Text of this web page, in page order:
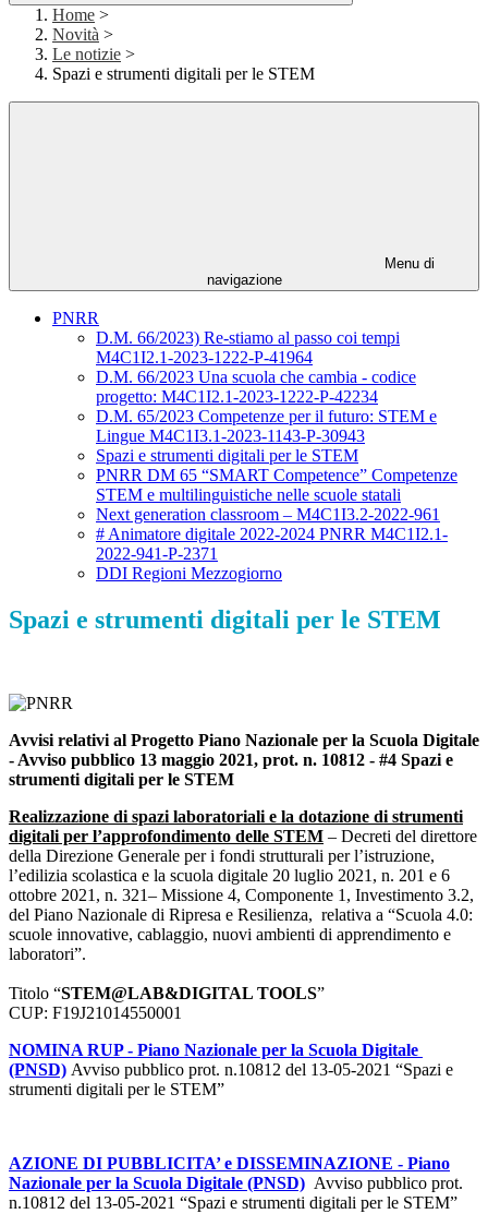
Home >
Novità >
Le notizie >
Spazi e strumenti digitali per le STEM
Menu di
navigazione
PNRR
D.M. 66/2023) Re-stiamo al passo coi tempi
M4C1I2.1-2023-1222-P-41964
D.M. 66/2023 Una scuola che cambia - codice
progetto: M4C1I2.1-2023-1222-P-42234
D.M. 65/2023 Competenze per il futuro: STEM e
Lingue M4C1I3.1-2023-1143-P-30943
Spazi e strumenti digitali per le STEM
PNRR DM 65 “SMART Competence” Competenze
STEM e multilinguistiche nelle scuole statali
Next generation classroom – M4C1I3.2-2022-961
# Animatore digitale 2022-2024 PNRR M4C1I2.1-
2022-941-P-2371
DDI Regioni Mezzogiorno
Spazi e strumenti digitali per le STEM
Avvisi relativi al Progetto Piano Nazionale per la Scuola Digitale
- Avviso pubblico 13 maggio 2021, prot. n. 10812 - #4 Spazi e
strumenti digitali per le STEM
Realizzazione di spazi laboratoriali e la dotazione di strumenti
digitali per l’approfondimento delle STEM – Decreti del direttore
della Direzione Generale per i fondi strutturali per l’istruzione,
l’edilizia scolastica e la scuola digitale 20 luglio 2021, n. 201 e 6
ottobre 2021, n. 321– Missione 4, Componente 1, Investimento 3.2,
del Piano Nazionale di Ripresa e Resilienza, relativa a “Scuola 4.0:
scuole innovative, cablaggio, nuovi ambienti di apprendimento e
laboratori”.
Titolo “STEM@LAB&DIGITAL TOOLS”
CUP: F19J21014550001
NOMINA RUP - Piano Nazionale per la Scuola Digitale
(PNSD) Avviso pubblico prot. n.10812 del 13-05-2021 “Spazi e
strumenti digitali per le STEM”
AZIONE DI PUBBLICITA’ e DISSEMINAZIONE - Piano
Nazionale per la Scuola Digitale (PNSD) Avviso pubblico prot.
n.10812 del 13-05-2021 “Spazi e strumenti digitali per le STEM”